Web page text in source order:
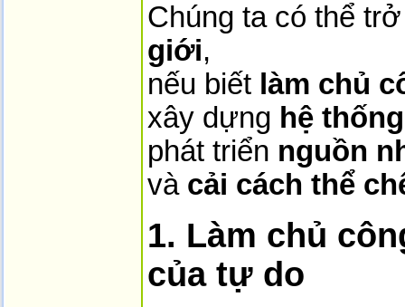
Chúng ta có thể
giới,
nếu biết làm chủ
xây dựng hệ
phát triển nguồn
và cải cách thể
1. Làm chủ
của tự do